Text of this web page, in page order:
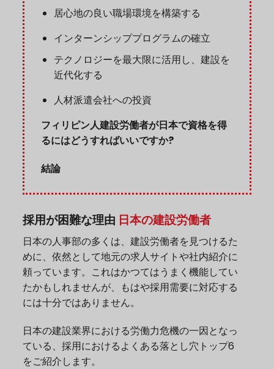
居心地の良い職場環境を構築する
インターンシッププログラムの確立
テクノロジーを最大限に活用し、建設を
近代化する
人材派遣会社への投資
フィリピン人建設労働者が日本で資格を得
るにはどうすればいいですか?
結論
採用が困難な理由 日本の建設労働者
日本の人事部の多くは、建設労働者を見つけるた
めに、依然として地元の求人サイトや社内紹介に
頼っています。これはかつてはうまく機能してい
たかもしれませんが、もはや採用需要に対応する
には十分ではありません。
日本の建設業界における労働力危機の一因となっ
ている、採用におけるよくある落とし穴トップ6
をご紹介します。